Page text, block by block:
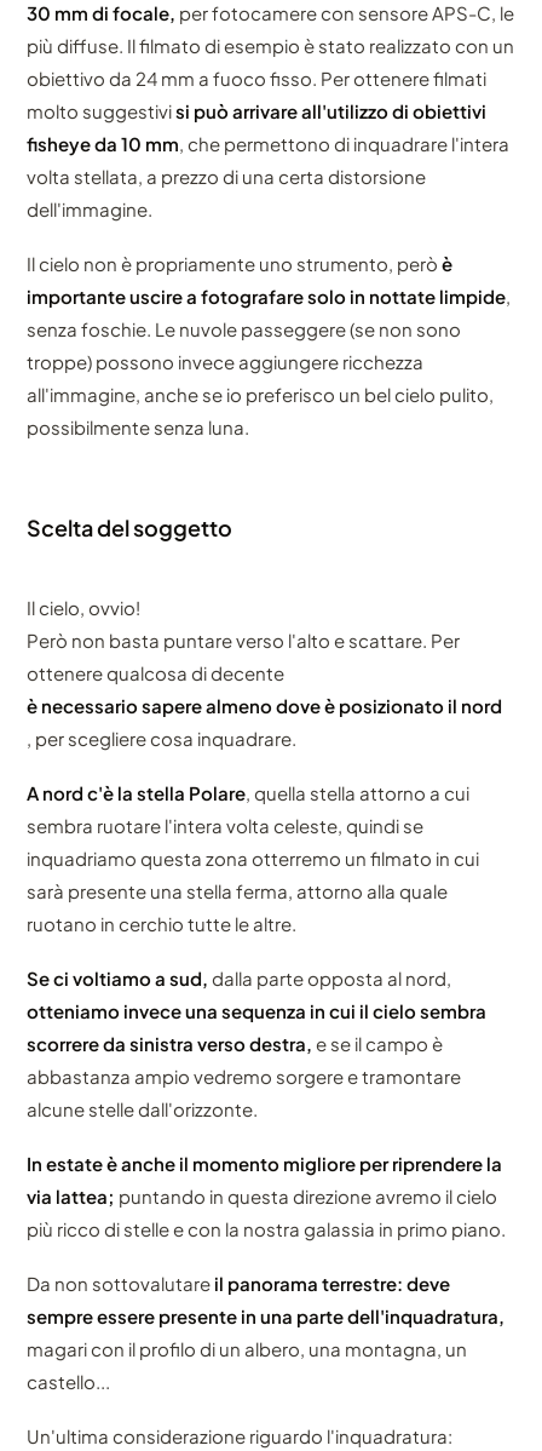
30 mm di focale, per fotocamere con sensore APS-C, le
più diffuse. Il filmato di esempio è stato realizzato con un
obiettivo da 24 mm a fuoco fisso. Per ottenere filmati
molto suggestivisi può arrivare all'utilizzo di obiettivi
fisheye da 10 mm, che permettono di inquadrare l'intera
volta stellata, a prezzo di una certa distorsione
dell'immagine.
Il cielo non è propriamente uno strumento, peròè
importante uscire a fotografare solo in nottate limpide,
senza foschie. Le nuvole passeggere (se non sono
troppe) possono invece aggiungere ricchezza
all'immagine, anche se io preferisco un bel cielo pulito,
possibilmente senza luna.
Scelta del soggetto
Il cielo, ovvio!
Però non basta puntare verso l'alto e scattare. Per
ottenere qualcosa di decente
è necessario sapere almeno dove è posizionato il nord
, per scegliere cosa inquadrare.
A nord c'è la stella Polare, quella stella attorno a cui
sembra ruotare l'intera volta celeste, quindi se
inquadriamo questa zona otterremo un filmato in cui
sarà presente una stella ferma, attorno alla quale
ruotano in cerchio tutte le altre.
Se ci voltiamo a sud, dalla parte opposta al nord,
otteniamo invece una sequenza in cui il cielo sembra
scorrere da sinistra verso destra, e se il campo è
abbastanza ampio vedremo sorgere e tramontare
alcune stelle dall'orizzonte.
In estate è anche il momento migliore per riprendere la
via lattea; puntando in questa direzione avremo il cielo
più ricco di stelle e con la nostra galassia in primo piano.
Da non sottovalutare il panorama terrestre: deve
sempre essere presente in una parte dell'inquadratura,
magari con il profilo di un albero, una montagna, un
castello...
Un'ultima considerazione riguardo l'inquadratura: